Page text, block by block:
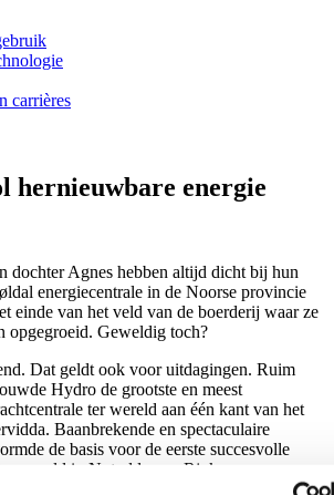
carrières
hernieuwbare energie
dochter Agnes hebben altijd dicht bij hun
energiecentrale in de Noorse provincie
einde van het veld van de boerderij waar ze
opgegroeid. Geweldig toch?
Dat geldt ook voor uitdagingen. Ruim
Hydro de grootste en meest
ter wereld aan één kant van het
Baanbrekende en spectaculaire
de basis voor de eerste succesvolle
wereld in Notodden en Rjukan.